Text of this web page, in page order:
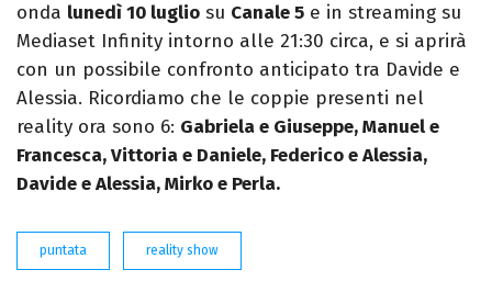
onda lunedì 10 luglio su Canale 5 e in streaming su
Mediaset Infinity intorno alle 21:30 circa, e si aprirà
con un possibile confronto anticipato tra Davide e
Alessia. Ricordiamo che le coppie presenti nel
reality ora sono 6: Gabriela e Giuseppe, Manuel e
Francesca, Vittoria e Daniele, Federico e Alessia,
Davide e Alessia, Mirko e Perla.
puntata reality show